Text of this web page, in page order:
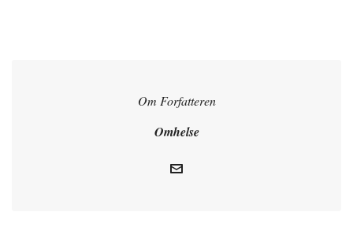
Om Forfatteren
Omhelse